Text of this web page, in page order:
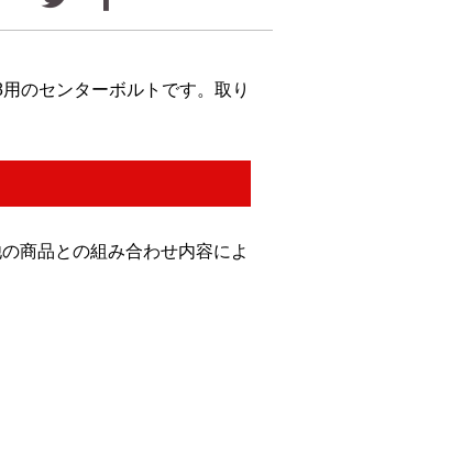
のセンターボルトです。取り
商品との組み合わせ内容によ